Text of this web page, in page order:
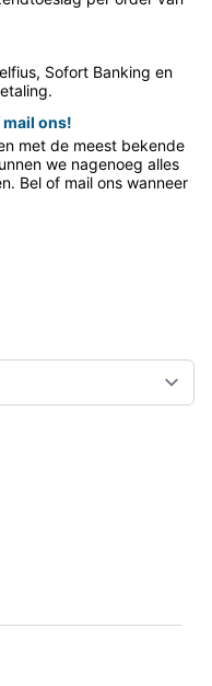
Sofort Banking en
ons!
met de meest bekende
we nagenoeg alles
Bel of mail ons wanneer